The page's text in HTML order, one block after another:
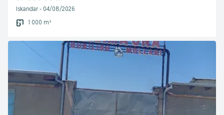
Iskandar - 04/08/2026
1 000 m²